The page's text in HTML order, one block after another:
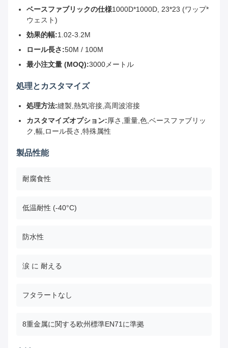
ベースファブリックの仕様1000D*1000D, 23*23 (ワップ*
ウェスト)
効果的幅:1.02-3.2M
ロール長さ:50M / 100M
最小注文量 (MOQ):3000メートル
処理とカスタマイズ
処理方法:縫製,熱気溶接,高周波溶接
カスタマイズオプション:厚さ,重量,色,ベースファブリッ
ク,幅,ロール長さ,特殊属性
製品性能
耐腐食性
低温耐性 (-40°C)
防水性
涙 に 耐える
フタラートなし
8重金属に関する欧州標準EN71に準拠